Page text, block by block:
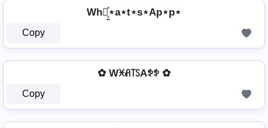
Wh⋆͎͍͐⋆a⋆t⋆s⋆Ap⋆p⋆
Copy
✿ Wꁝꋬ꓄ꇙAꉣꉣ ✿
Copy